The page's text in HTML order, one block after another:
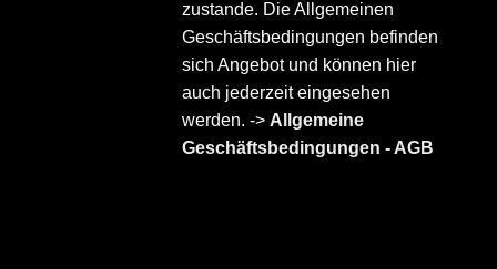
zustande. Die Allgemeinen
Geschäftsbedingungen befinden
sich Angebot und können hier
auch jederzeit eingesehen
werden. ->Allgemeine
Geschäftsbedingungen - AGB